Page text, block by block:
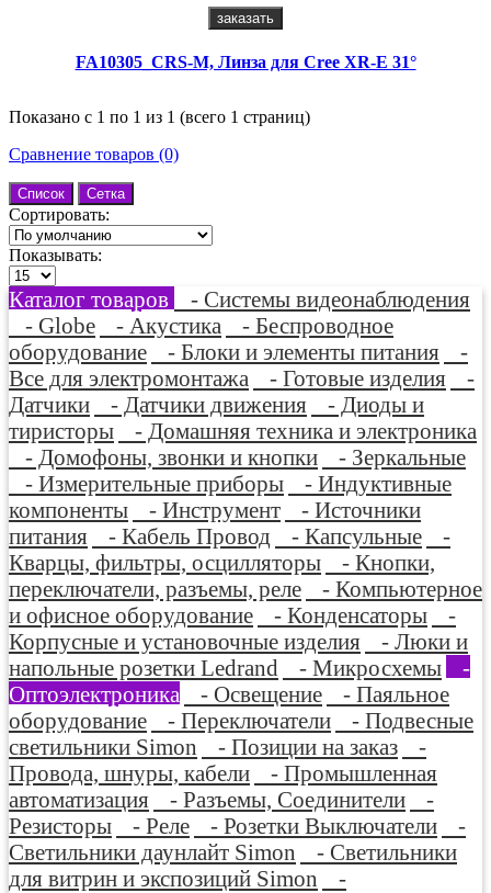
заказать
FA10305_CRS-M, Линза для Cree XR-E 31°
Показано с 1 по 1 из 1 (всего 1 страниц)
Сравнение товаров (0)
Список Сетка
Сортировать:
Показывать:
Каталог товаров
- Системы видеонаблюдения
- Globe
- Акустика
- Беспроводное
оборудование
- Блоки и элементы питания
-
Все для электромонтажа
- Готовые изделия
-
Датчики
- Датчики движения
- Диоды и
тиристоры
- Домашняя техника и электроника
- Домофоны, звонки и кнопки
- Зеркальные
- Измерительные приборы
- Индуктивные
компоненты
- Инструмент
- Источники
питания
- Кабель Провод - Капсульные
-
Кварцы, фильтры, осцилляторы
- Кнопки,
переключатели, разъемы, реле
- Компьютерное
и офисное оборудование
- Конденсаторы
-
Корпусные и установочные изделия
- Люки и
напольные розетки Ledrand
- Микросхемы
-
Оптоэлектроника
- Освещение
- Паяльное
оборудование
- Переключатели
- Подвесные
светильники Simon
- Позиции на заказ
-
Провода, шнуры, кабели
- Промышленная
автоматизация
- Разъемы, Соединители
-
Резисторы
- Реле - Розетки Выключатели
-
Светильники даунлайт Simon
- Светильники
для витрин и экспозиций Simon
-